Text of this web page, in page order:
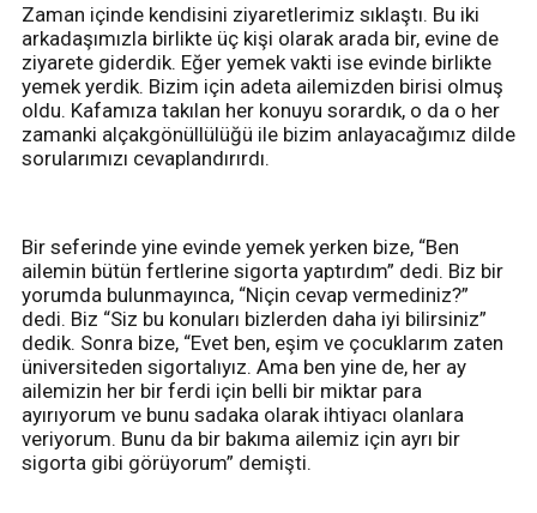
Zaman içinde kendisini ziyaretlerimiz sıklaştı. Bu iki
arkadaşımızla birlikte üç kişi olarak arada bir, evine de
ziyarete giderdik. Eğer yemek vakti ise evinde birlikte
yemek yerdik. Bizim için adeta ailemizden birisi olmuş
oldu. Kafamıza takılan her konuyu sorardık, o da o her
zamanki alçakgönüllülüğü ile bizim anlayacağımız dilde
sorularımızı cevaplandırırdı.
Bir seferinde yine evinde yemek yerken bize, “Ben
ailemin bütün fertlerine sigorta yaptırdım” dedi. Biz bir
yorumda bulunmayınca, “Niçin cevap vermediniz?”
dedi. Biz “Siz bu konuları bizlerden daha iyi bilirsiniz”
dedik. Sonra bize, “Evet ben, eşim ve çocuklarım zaten
üniversiteden sigortalıyız. Ama ben yine de, her ay
ailemizin her bir ferdi için belli bir miktar para
ayırıyorum ve bunu sadaka olarak ihtiyacı olanlara
veriyorum. Bunu da bir bakıma ailemiz için ayrı bir
sigorta gibi görüyorum” demişti.